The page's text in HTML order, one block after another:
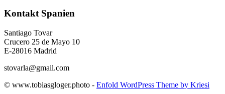
Kontakt Spanien
Santiago Tovar
Crucero 25 de Mayo 10
E-28016 Madrid
stovarla@gmail.com
© www.tobiasgloger.photo - Enfold WordPress Theme by Kriesi